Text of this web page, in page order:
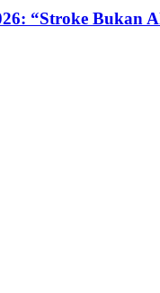
“Stroke Bukan